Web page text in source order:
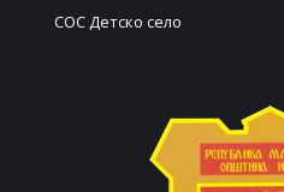
СОС Детско село